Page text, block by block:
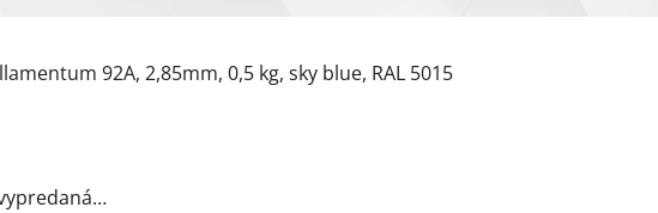
92A, 2,85mm, 0,5 kg, sky blue, RAL 5015